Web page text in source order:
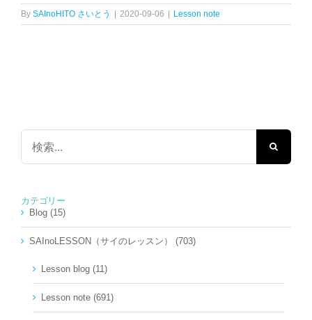
By SAInoHITO さいとう 2020-09-06 Lesson note
検
…
カテゴリー
Blog (15)
SAInoLESSON（サイのレッスン） (703)
Lesson blog (11)
Lesson note (691)